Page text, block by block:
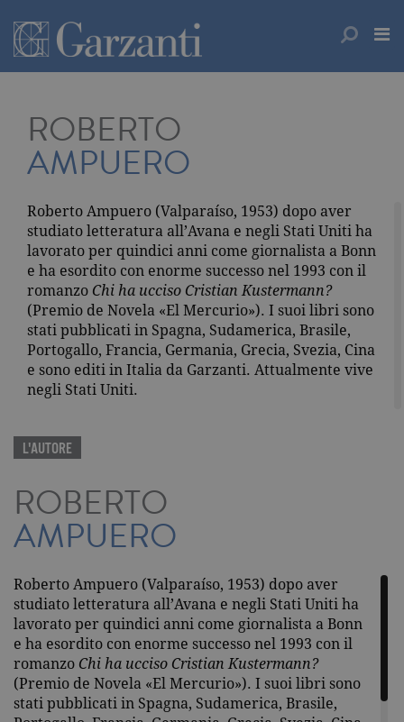
ROBERTO
AMPUERO
Roberto Ampuero (Valparaíso, 1953) dopo aver
studiato letteratura all’Avana e negli Stati Uniti ha
lavorato per quindici anni come giornalista a Bonn
e ha esordito con enorme successo nel 1993 con il
romanzo Chi ha ucciso Cristian Kustermann?
(Premio de Novela «El Mercurio»). I suoi libri sono
stati pubblicati in Spagna, Sudamerica, Brasile,
Portogallo, Francia, Germania, Grecia, Svezia, Cina
e sono editi in Italia da Garzanti. Attualmente vive
negli Stati Uniti.
L'AUTORE
ROBERTO
AMPUERO
Roberto Ampuero (Valparaíso, 1953) dopo aver
studiato letteratura all’Avana e negli Stati Uniti ha
lavorato per quindici anni come giornalista a Bonn
e ha esordito con enorme successo nel 1993 con il
romanzo Chi ha ucciso Cristian Kustermann?
(Premio de Novela «El Mercurio»). I suoi libri sono
stati pubblicati in Spagna, Sudamerica, Brasile,